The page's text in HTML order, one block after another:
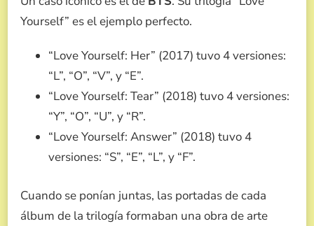
Yourself” es el ejemplo perfecto.
“Love Yourself: Her” (2017) tuvo 4 versiones:
“L”, “O”, “V”, y “E”.
“Love Yourself: Tear” (2018) tuvo 4 versiones:
“Y”, “O”, “U”, y “R”.
“Love Yourself: Answer” (2018) tuvo 4
versiones: “S”, “E”, “L”, y “F”.
Cuando se ponían juntas, las portadas de cada
álbum de la trilogía formaban una obra de arte